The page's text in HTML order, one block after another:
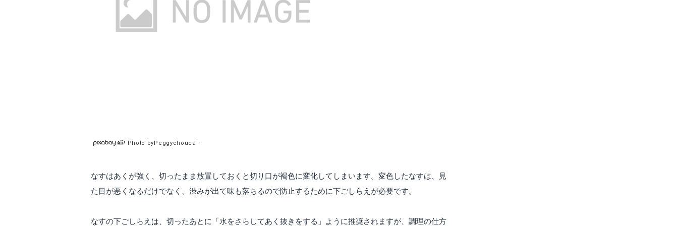
Photo byPeggychoucair
なすはあくが強く、切ったまま放置しておくと切り口が褐色に変化してしまいます。変色したなすは、見
た目が悪くなるだけでなく、渋みが出て味も落ちるので防止するために下ごしらえが必要です。
なすの下ごしらえは、切ったあとに「水をさらしてあく抜きをする」ように推奨されますが、調理の仕方